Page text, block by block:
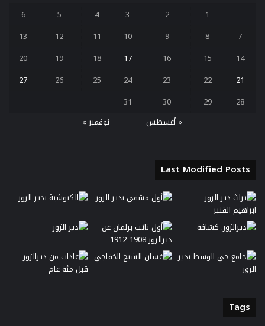
« أغسطس نوفمبر »
1
2
3
4
5
6
7
8
9
10
11
12
13
14
15
16
17
18
19
20
21
22
23
24
25
26
27
28
29
30
31
Last Modified Posts
Tags